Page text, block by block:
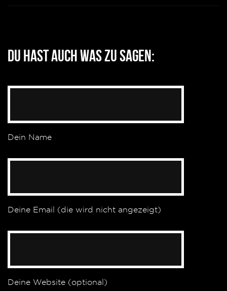
Du hast auch was zu sagen:
Dein Name
Deine Email (die wird nicht angezeigt)
Deine Website (optional)